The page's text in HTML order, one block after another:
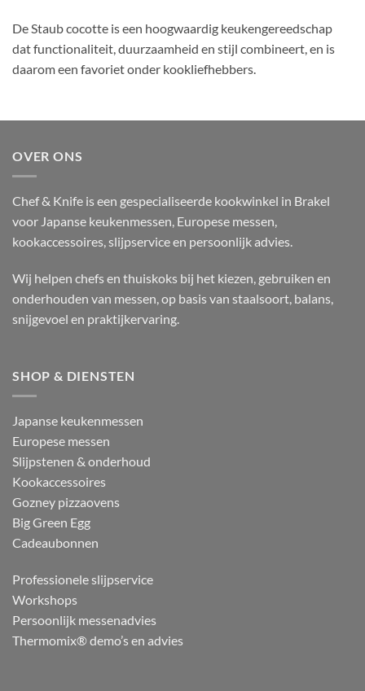
De Staub cocotte is een hoogwaardig keukengereedschap
dat functionaliteit, duurzaamheid en stijl combineert, en is
daarom een favoriet onder kookliefhebbers.
OVER ONS
Chef & Knife is een gespecialiseerde kookwinkel in Brakel
voor Japanse keukenmessen, Europese messen,
kookaccessoires, slijpservice en persoonlijk advies.
Wij helpen chefs en thuiskoks bij het kiezen, gebruiken en
onderhouden van messen, op basis van staalsoort, balans,
snijgevoel en praktijkervaring.
SHOP & DIENSTEN
Japanse keukenmessen
Europese messen
Slijpstenen & onderhoud
Kookaccessoires
Gozney pizzaovens
Big Green Egg
Cadeaubonnen
Professionele slijpservice
Workshops
Persoonlijk messenadvies
Thermomix® demo’s en advies